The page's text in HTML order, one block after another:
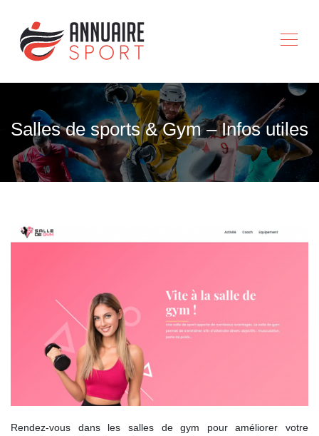
Salles de sports & Gym – Infos utiles
Rendez-vous dans les salles de gym pour améliorer votre